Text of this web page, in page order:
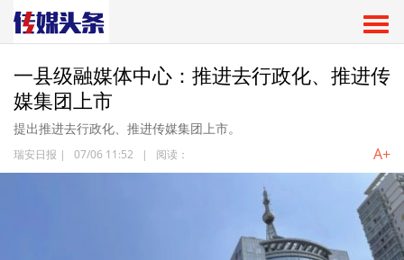
一县级融媒体中心：推进去行政化、推进传
媒集团上市
提出推进去行政化、推进传媒集团上市。
瑞安日报 | 07/06 11:52 | 阅读： A+